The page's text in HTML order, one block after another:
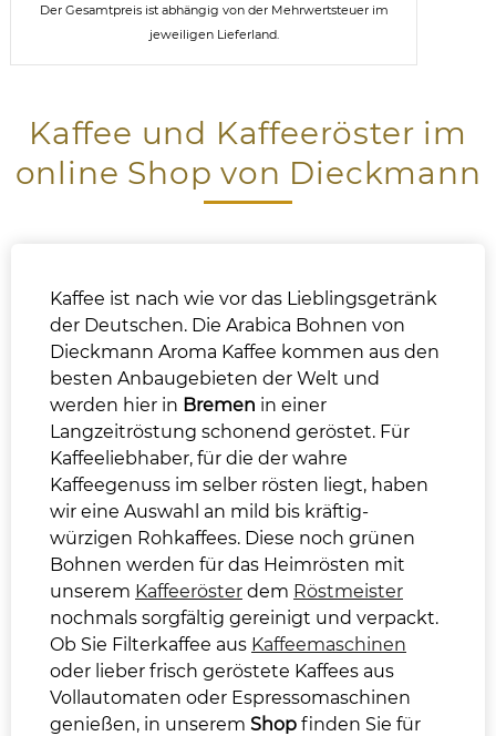
Der Gesamtpreis ist abhängig von der Mehrwertsteuer im
jeweiligen Lieferland.
Kaffee und Kaffeeröster im
online Shop von Dieckmann
Kaffee ist nach wie vor das Lieblingsgetränk
der Deutschen. Die Arabica Bohnen von
Dieckmann Aroma Kaffee kommen aus den
besten Anbaugebieten der Welt und
werden hier in Bremen in einer
Langzeitröstung schonend geröstet. Für
Kaffeeliebhaber, für die der wahre
Kaffeegenuss im selber rösten liegt, haben
wir eine Auswahl an mild bis kräftig-
würzigen Rohkaffees. Diese noch grünen
Bohnen werden für das Heimrösten mit
unserem Kaffeeröster dem Röstmeister
nochmals sorgfältig gereinigt und verpackt.
Ob Sie Filterkaffee aus Kaffeemaschinen
oder lieber frisch geröstete Kaffees aus
Vollautomaten oder Espressomaschinen
genießen, in unserem Shop finden Sie für